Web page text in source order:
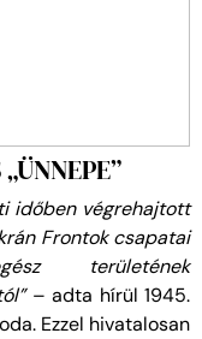
időben végrehajtott
Frontok csapatai
területének
– adta hírül 1945.
Ezzel hivatalosan